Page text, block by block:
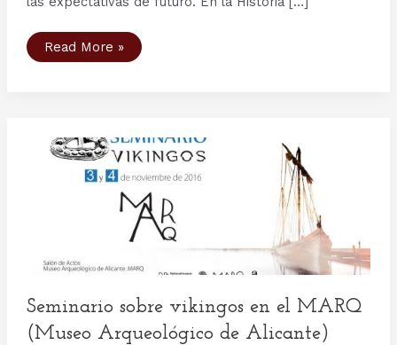
XIV
Congreso
Alicante)
Read More »
Seminario sobre vikingos en el MARQ
(Museo Arqueológico de Alicante)